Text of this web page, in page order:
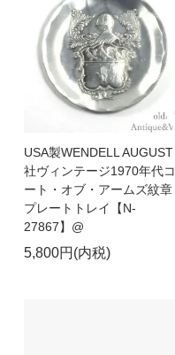
USA製WENDELL AUGUST
社ヴィンテージ1970年代コ
ート・オブ・アームズ紋章
プレートトレイ【N-
27867】@
5,800円(内税)